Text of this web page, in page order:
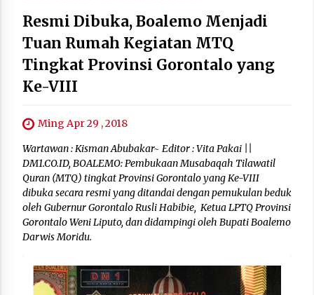
Resmi Dibuka, Boalemo Menjadi
Tuan Rumah Kegiatan MTQ
Tingkat Provinsi Gorontalo yang
Ke-VIII
Ming Apr 29 , 2018
Wartawan : Kisman Abubakar~ Editor : Vita Pakai ||
DM1.CO.ID, BOALEMO: Pembukaan Musabaqah Tilawatil
Quran (MTQ) tingkat Provinsi Gorontalo yang Ke-VIII
dibuka secara resmi yang ditandai dengan pemukulan beduk
oleh Gubernur Gorontalo Rusli Habibie, Ketua LPTQ Provinsi
Gorontalo Weni Liputo, dan didampingi oleh Bupati Boalemo
Darwis Moridu.